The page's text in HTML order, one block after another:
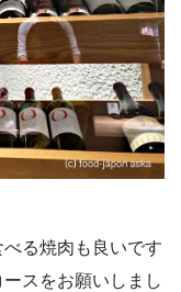
る焼肉も良いです
スをお願いしまし